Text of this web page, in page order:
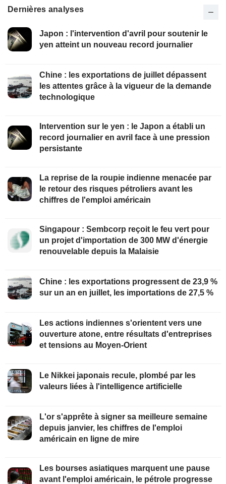
Dernières analyses
Japon : l'intervention d'avril pour soutenir le
yen atteint un nouveau record journalier
Chine : les exportations de juillet dépassent
les attentes grâce à la vigueur de la demande
technologique
Intervention sur le yen : le Japon a établi un
record journalier en avril face à une pression
persistante
La reprise de la roupie indienne menacée par
le retour des risques pétroliers avant les
chiffres de l'emploi américain
Singapour : Sembcorp reçoit le feu vert pour
un projet d'importation de 300 MW d'énergie
renouvelable depuis la Malaisie
Chine : les exportations progressent de 23,9 %
sur un an en juillet, les importations de 27,5 %
Les actions indiennes s'orientent vers une
ouverture atone, entre résultats d'entreprises
et tensions au Moyen-Orient
Le Nikkei japonais recule, plombé par les
valeurs liées à l'intelligence artificielle
L'or s'apprête à signer sa meilleure semaine
depuis janvier, les chiffres de l'emploi
américain en ligne de mire
Les bourses asiatiques marquent une pause
avant l'emploi américain, le pétrole progresse